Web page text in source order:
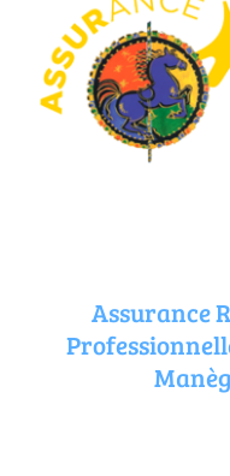
Assurance